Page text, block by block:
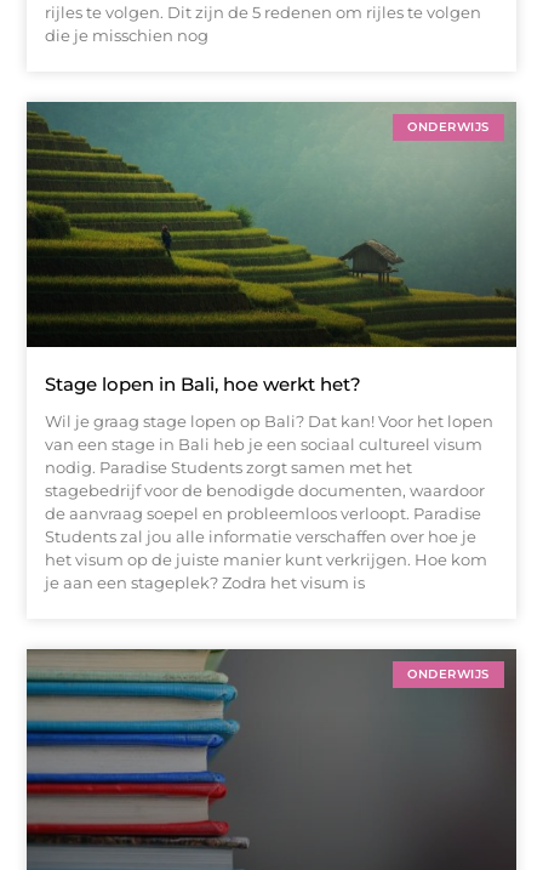
rijles te volgen. Dit zijn de 5 redenen om rijles te volgen
die je misschien nog
ONDERWIJS
Stage lopen in Bali, hoe werkt het?
Wil je graag stage lopen op Bali? Dat kan! Voor het lopen
van een stage in Bali heb je een sociaal cultureel visum
nodig. Paradise Students zorgt samen met het
stagebedrijf voor de benodigde documenten, waardoor
de aanvraag soepel en probleemloos verloopt. Paradise
Students zal jou alle informatie verschaffen over hoe je
het visum op de juiste manier kunt verkrijgen. Hoe kom
je aan een stageplek? Zodra het visum is
ONDERWIJS